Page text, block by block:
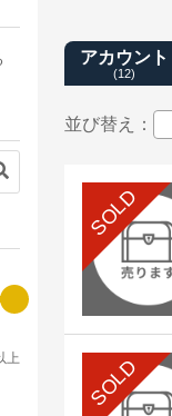
上
アカウント
(12)
並び替え：
SOLD
SOLD